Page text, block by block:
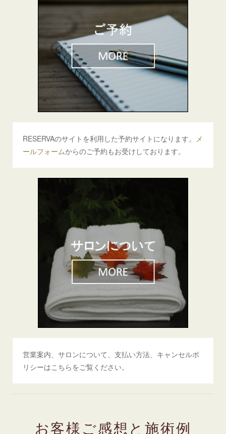
RESERVAのサイトを利用した予約サイトになります。
メ
ールフォームからのご予約もお受けしております。
営業案内、サロンについて、支払い方法、キャンセルポ
リシーはこちらをご覧ください。
お客様ご感想と施術例